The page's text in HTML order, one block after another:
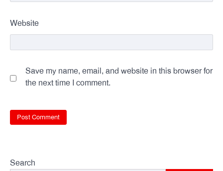
Website
Save my name, email, and website in this browser for
the next time I comment.
Search